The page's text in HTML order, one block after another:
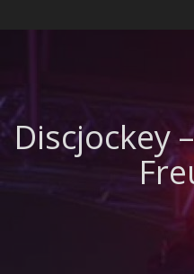
Discjockey